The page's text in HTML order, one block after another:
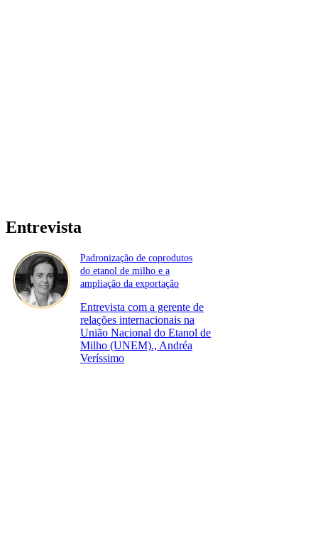
Entrevista
Padronização de coprodutos
do etanol de milho e a
ampliação da exportação
Entrevista com a gerente de
relações internacionais na
União Nacional do Etanol de
Milho (UNEM)., Andréa
Veríssimo